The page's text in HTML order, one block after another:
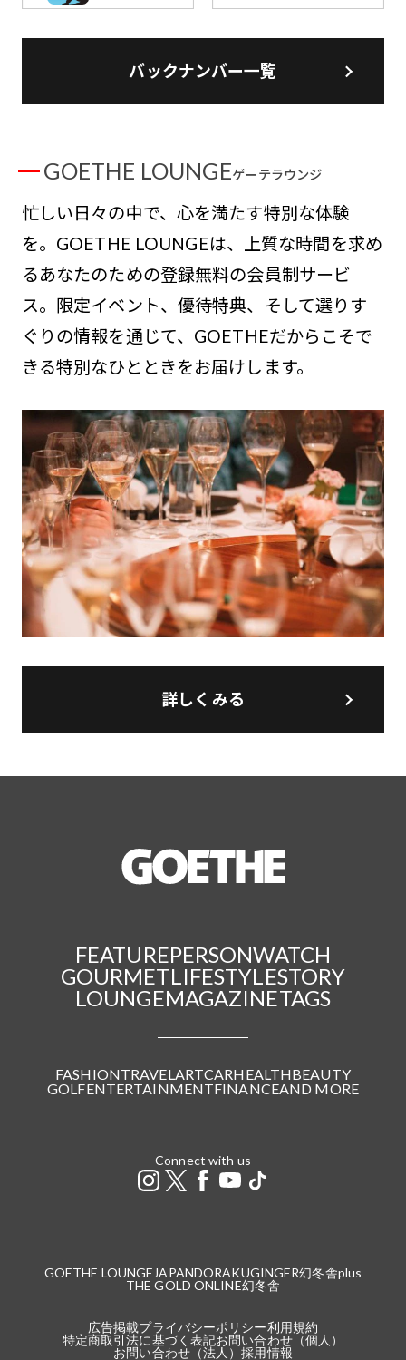
バックナンバー一覧
GOETHE LOUNGEゲーテラウンジ
忙しい日々の中で、心を満たす特別な体験
を。GOETHE LOUNGEは、上質な時間を求め
るあなたのための登録無料の会員制サービ
ス。限定イベント、優待特典、そして選りす
ぐりの情報を通じて、GOETHEだからこそで
きる特別なひとときをお届けします。
詳しくみる
FEATUREPERSONWATCH
GOURMETLIFESTYLESTORY
LOUNGEMAGAZINETAGS
FASHIONTRAVEL ARTCARHEALTHBEAUTY
GOLFENTERTAINMENTFINANCEAND MORE
Connect with us
GOETHE LOUNGE JAPANDORAKUGINGER幻冬舎plus
THE GOLD ONLINE幻冬舎
広告掲載プライバシーポリシー利用規約
特定商取引法に基づく表記お問い合わせ（個人）
お問い合わせ（法人）採用情報